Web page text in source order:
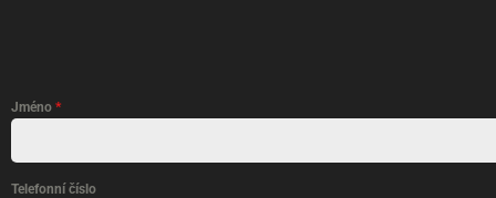
Jméno *
Telefonní číslo